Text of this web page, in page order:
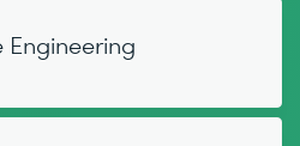
Engineering